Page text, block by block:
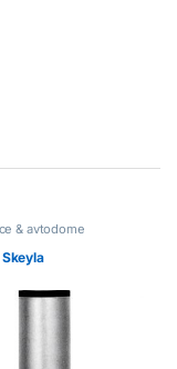
& avtodome